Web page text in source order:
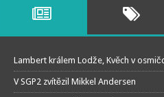
Lambert králem Lodže, Kvěch v
V SGP2 zvítězil Mikkel Andersen